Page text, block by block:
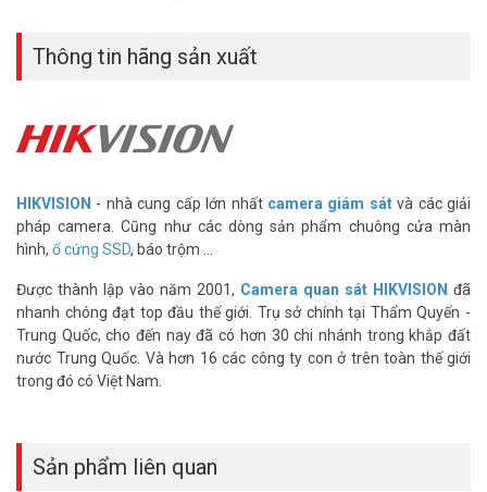
>> Xem thêm:
SSD cho camera
– Hàng chính hãng bảo hành 36 tháng 1 đổi 1
lòng liên hệ Hotline 1900.9259 để được hỗ trợ ưu đãi tốt nhất.
Tham khảo thêm thông tin tại Facebook Vuhoangtelecomnhé.
Thông tin hãng sản xuất
HIKVISION - nhà cung cấp lớn nhất camera giám sátvà các giải
pháp camera. Cũng như các dòng sản phẩm chuông cửa màn
hình, ổ cứng SSD, báo trộm ...
Được thành lập vào năm 2001, Camera quan sát HIKVISION đã
nhanh chóng đạt top đầu thế giới. Trụ sở chính tại Thẩm Quyến -
Trung Quốc, cho đến nay đã có hơn 30 chi nhánh trong khắp đất
nước Trung Quốc. Và hơn 16 các công ty con ở trên toàn thế giới
trong đó có Việt Nam.
Sản phẩm liên quan